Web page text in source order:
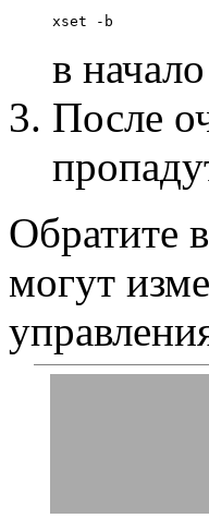
в
После
Обратите
могут